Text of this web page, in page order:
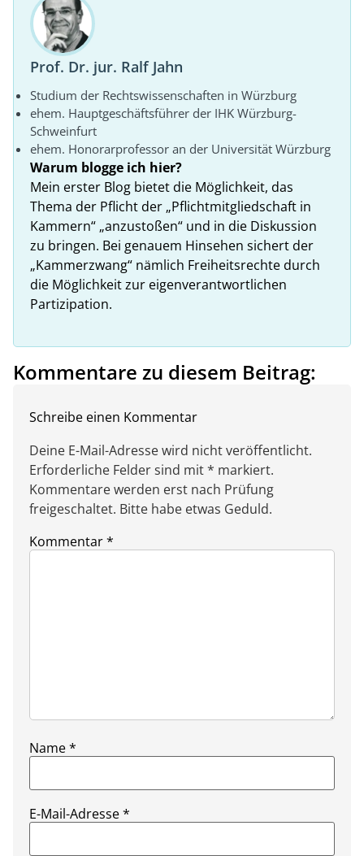
Prof. Dr. jur. Ralf Jahn
Studium der Rechtswissenschaften in Würzburg
ehem. Hauptgeschäftsführer der IHK Würzburg-
Schweinfurt
ehem. Honorarprofessor an der Universität Würzburg
Warum blogge ich hier?
Mein erster Blog bietet die Möglichkeit, das
Thema der Pflicht der „Pflichtmitgliedschaft in
Kammern“ „anzustoßen“ und in die Diskussion
zu bringen. Bei genauem Hinsehen sichert der
„Kammerzwang“ nämlich Freiheitsrechte durch
die Möglichkeit zur eigenverantwortlichen
Partizipation.
Kommentare zu diesem Beitrag:
Schreibe einen Kommentar
Deine E-Mail-Adresse wird nicht veröffentlicht.
Erforderliche Felder sind mit * markiert.
Kommentare werden erst nach Prüfung
freigeschaltet. Bitte habe etwas Geduld.
Kommentar*
Name*
E-Mail-Adresse*